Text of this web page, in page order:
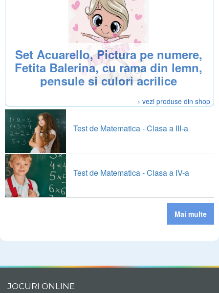
Set Acuarello, Pictura pe numere,
Fetita Balerina, cu rama din lemn,
pensule si culori acrilice
› vezi produse din shop
Test de Matematica - Clasa a III-a
Test de Matematica - Clasa a IV-a
Mai multe
JOCURI ONLINE